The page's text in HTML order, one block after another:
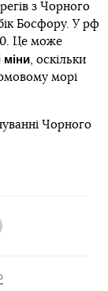
з Чорного
Босфору. У рф
Це може
міни, оскільки
морі
Чорного